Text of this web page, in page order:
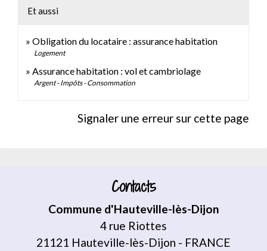
Et aussi
Obligation du locataire : assurance habitation
Logement
Assurance habitation : vol et cambriolage
Argent - Impôts - Consommation
Signaler une erreur sur cette page
Contacts
Commune d'Hauteville-lès-Dijon
4 rue Riottes
21121 Hauteville-lès-Dijon - FRANCE